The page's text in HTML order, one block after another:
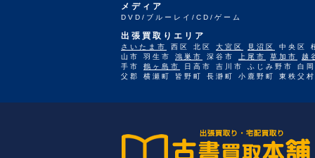
メディア
DVD/ブルーレイ/CD/ゲーム
出張買取りエリア
さいたま市 西区 北区 大宮区 見沼区 中央区
山市 羽生市 鴻巣市 深谷市 上尾市 草加市 越
手市 鶴ヶ島市
日高市 吉川市 ふじみ野市 白
父郡 横瀬町 皆野町 長瀞町 小鹿野町 東秩父